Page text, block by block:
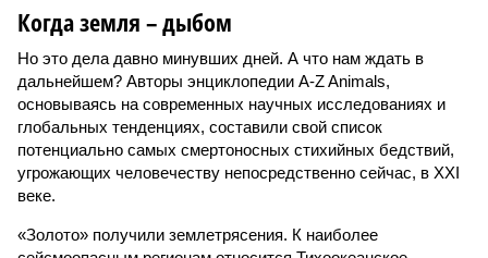
Японию и западное побережье Северной и Южной Америки.
активных линиях разломов тектонических плит. Не
исключение и центральная часть США – причина в Нью-
Мадридском разломе в штате Миссури. Землетрясения
средней силы – явление, в общем-то, обычное и вполне
сносное, но периодически, раз в несколько столетий,
трясёт так, что мало не покажется никому. К примеру, в
самом конце 2004 года бахнуло близ побережья
индонезийского острова Суматра, а следом пошли
огромные, превышающие высоту 15 метров, волны. Итог –